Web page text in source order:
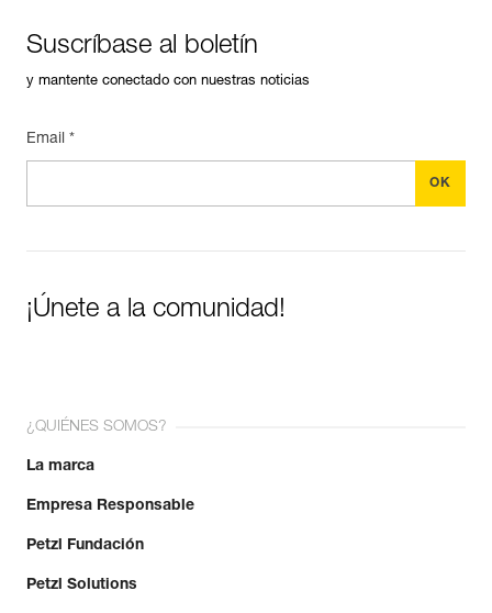
Suscríbase al boletín
y mantente conectado con nuestras noticias
Email *
¡Únete a la comunidad!
¿QUIÉNES SOMOS?
La marca
Empresa Responsable
Petzl Fundación
Petzl Solutions